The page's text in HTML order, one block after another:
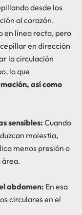
desde los
al corazón.
en línea recta, pero
en dirección
la circulación
lo que
así como
sensibles: Cuando
molestia,
menos presión o
área.
abdomen: En esa
circulares en el